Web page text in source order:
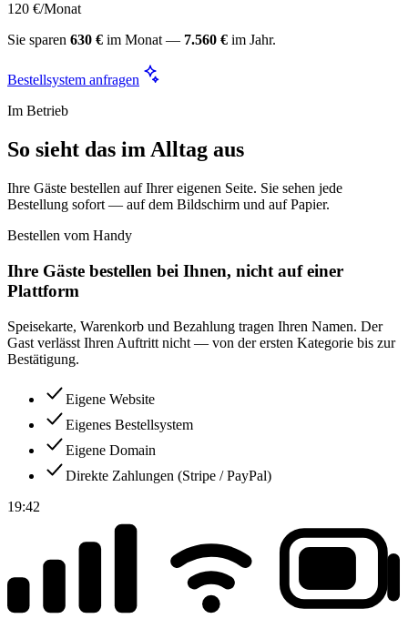
120 €/Monat
Sie sparen 630 € im Monat — 7.560 € im Jahr.
Bestellsystem anfragen
Im Betrieb
So sieht das im Alltag aus
Ihre Gäste bestellen auf Ihrer eigenen Seite. Sie sehen jede
Bestellung sofort — auf dem Bildschirm und auf Papier.
Bestellen vom Handy
Ihre Gäste bestellen bei Ihnen, nicht auf einer
Plattform
Speisekarte, Warenkorb und Bezahlung tragen Ihren Namen. Der
Gast verlässt Ihren Auftritt nicht — von der ersten Kategorie bis zur
Bestätigung.
Eigene Website
Eigenes Bestellsystem
Eigene Domain
Direkte Zahlungen (Stripe / PayPal)
19:42